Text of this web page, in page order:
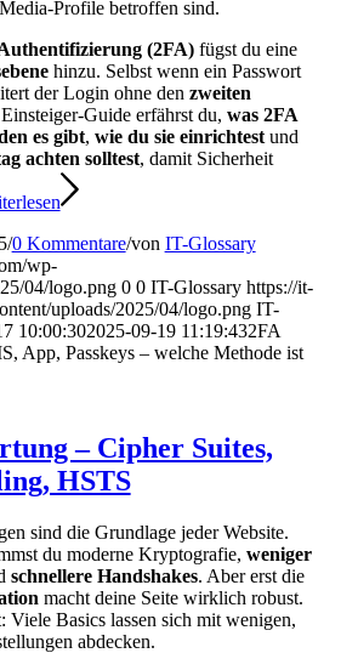
Profile betroffen sind.
(2FA)fügst du eine
hinzu. Selbst wenn ein Passwort
der Login ohne den zweiten
Guide erfährst du, was 2FA
es gibt, wie du sie einrichtestund
achten solltest, damit Sicherheit
/0 Kommentare/von IT-Glossary
wp-
04/logo.png 0 0 IT-Glossary https://it-
uploads/2025/04/logo.png IT-
10:00:302025-09-19 11:19:432FA
App, Passkeys – welche Methode ist
– Cipher Suites,
HSTS
sind die Grundlage jeder Website.
du moderne Kryptografie, weniger
schnellere Handshakes. Aber erst die
macht deine Seite wirklich robust.
Viele Basics lassen sich mit wenigen,
abdecken.